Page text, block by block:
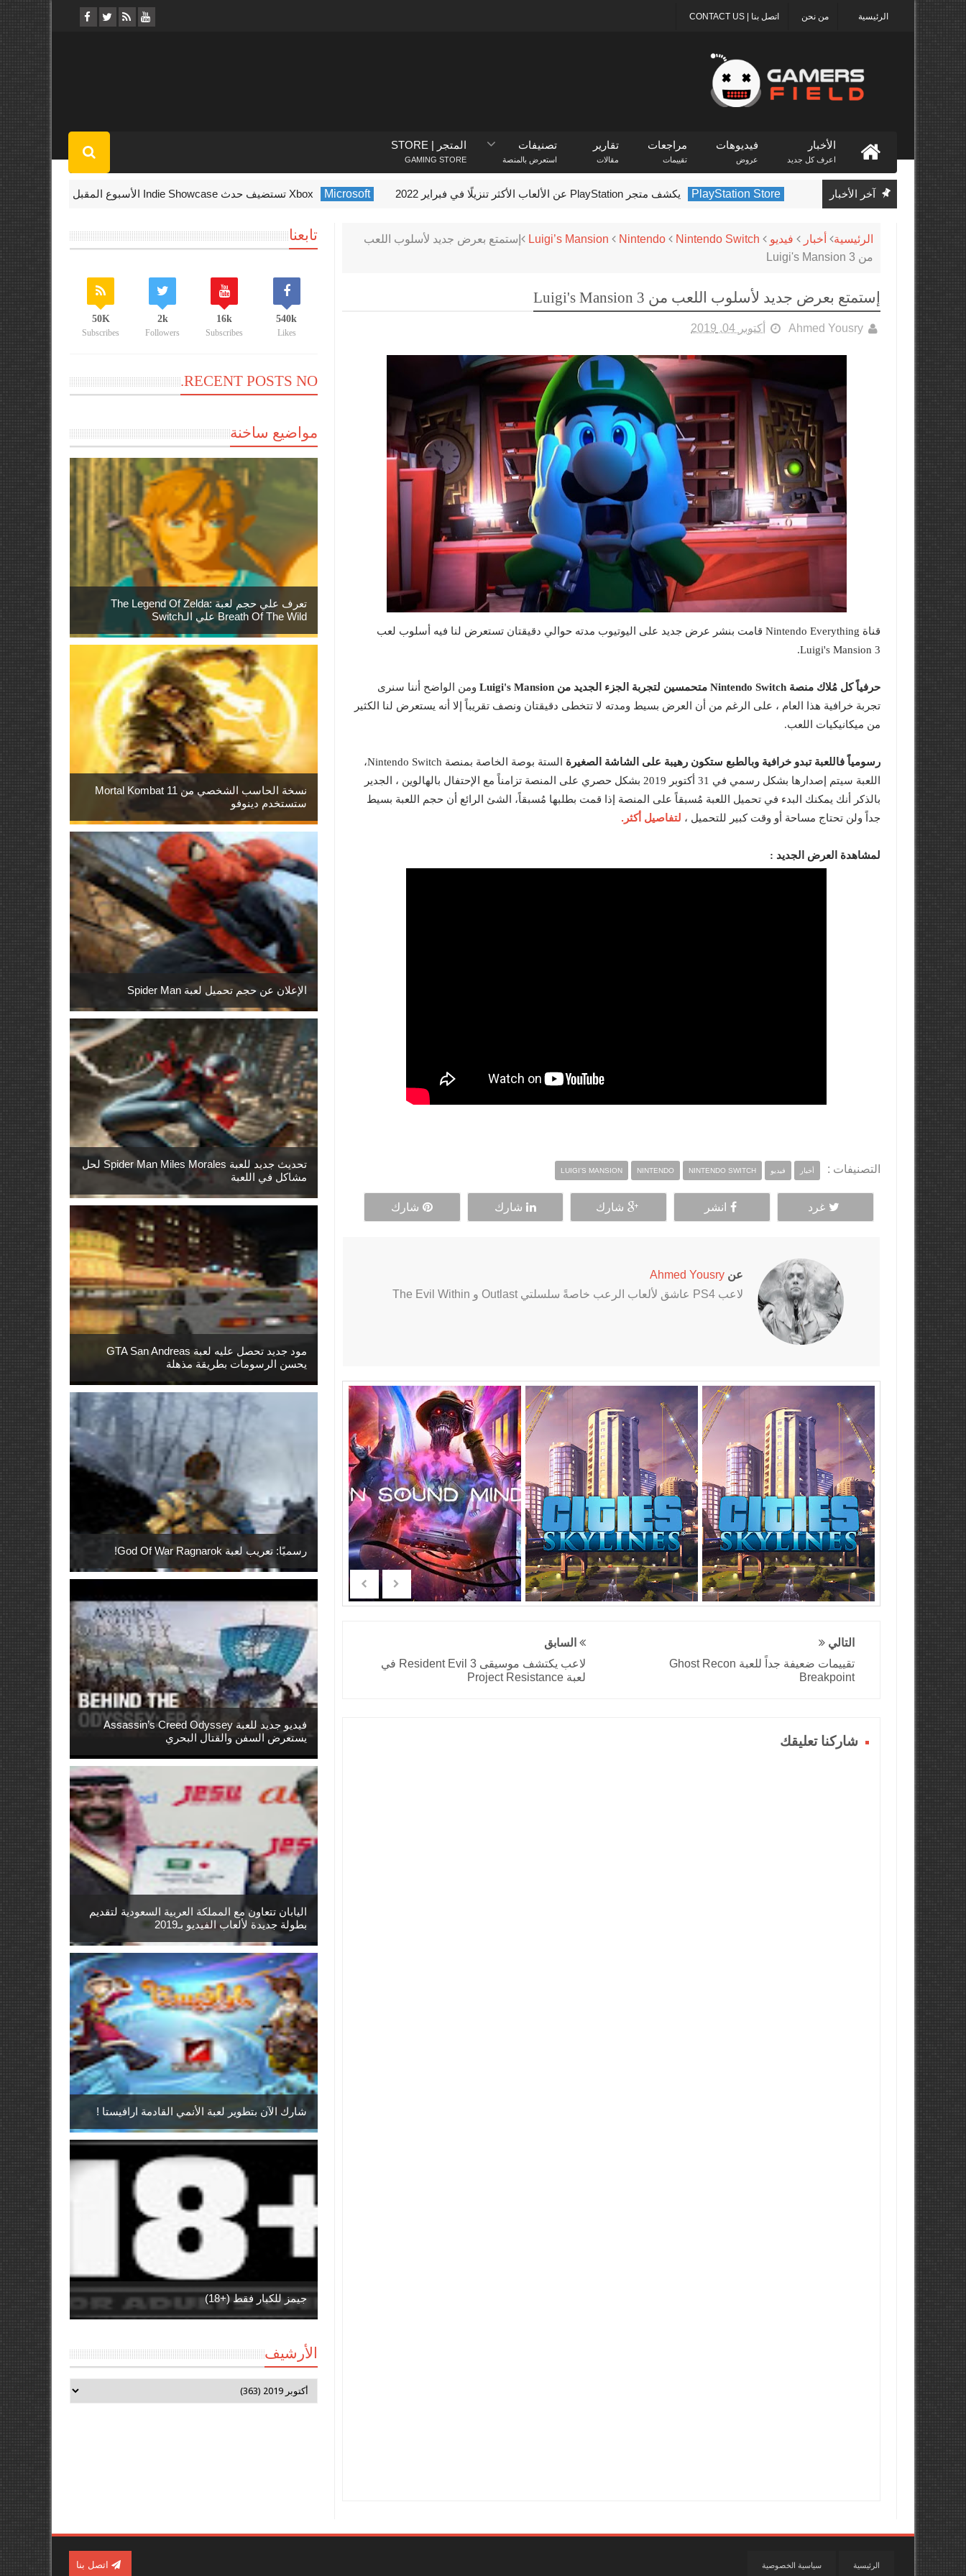
اتصل بنا | CONTACT US من نحن الرئيسية
الأخبار
اعرف كل جديد
فيديوهات
عروض
مراجعات
تقييمات
تقارير
مقالات
تصنيفات
استعرض بالمنصة
المتجر | STORE
GAMING STORE
آخر الأخبار PlayStation Store يكشف متجر PlayStation عن الألعاب الأكثر تنزيلًا في فبراير 2022 Microsoft Xbox تستضيف حدث Indie Showcase الأسبوع المقبل
الرئيسية أخبار فيديو Luigi’s Mansion Nintendo Nintendo Switch
إستمتع بعرض جديد لأسلوب اللعب
من Luigi's Mansion 3
إستمتع بعرض جديد لأسلوب اللعب من Luigi's Mansion 3
Ahmed Yousry أكتوبر 04, 2019
قناة Nintendo Everything قامت بنشر عرض جديد على اليوتيوب مدته حوالي دقيقتان تستعرض لنا فيه أسلوب لعب
Luigi's Mansion 3.
حرفياً كل مُلاك منصة Nintendo Switch متحمسين لتجربة الجزء الجديد من Luigi's Mansion
ومن الواضح أننا سنرى
تجربة خرافية هذا العام ، على الرغم من أن العرض بسيط ومدته لا تتخطى دقيقتان ونصف تقريباً إلا أنه يستعرض لنا الكثير
من ميكانيكيات اللعب.
رسومياً فاللعبة تبدو خرافية وبالطبع ستكون رهيبة على الشاشة الصغيرة
الستة بوصة الخاصة بمنصة Nintendo Switch،
اللعبة سيتم إصدارها بشكل رسمي في 31 أكتوبر 2019 بشكل حصري على المنصة تزامناً مع الإحتفال بالهالوين ، الجدير
بالذكر أنك يمكنك البدء في تحميل اللعبة مُسبقاً على المنصة إذا قمت بطلبها مُسبقاً، الشئ الرائع أن حجم اللعبة بسيط
جداً ولن تحتاج مساحة أو وقت كبير للتحميل ، لتفاصيل أكثر.
لمشاهدة العرض الجديد :
التصنيفات : أخبار فيديو LUIGI’S MANSION NINTENDO NINTENDO SWITCH
غرد انشر شارك شارك شارك
عن Ahmed Yousry
لاعب PS4 عاشق لألعاب الرعب خاصةً سلسلتي Outlast و The Evil Within
التالي
تقييمات ضعيفة جداً للعبة Ghost Recon
Breakpoint
السابق
لاعب يكتشف موسيقى Resident Evil 3 في
لعبة Project Resistance
شاركنا تعليقك
تابعنا
540k
Likes
16k
Subscribes
2k
Followers
50K
Subscribes
RECENT POSTS NO.
مواضيع ساخنة
تعرف علي حجم لعبة The Legend Of Zelda:
Breath Of The Wild علي الـSwitch
نسخة الحاسب الشخصي من Mortal Kombat 11
ستستخدم دينوفو
الإعلان عن حجم تحميل لعبة Spider Man
تحديث جديد للعبة Spider Man Miles Morales لحل
مشاكل في اللعبة
مود جديد تحصل عليه لعبة GTA San Andreas
يحسن الرسومات بطريقة مذهلة
رسميًا: تعريب لعبة God Of War Ragnarok!
فيديو جديد للعبة Assassin’s Creed Odyssey
يستعرض السفن والقتال البحري
اليابان تتعاون مع المملكة العربية السعودية لتقديم
بطولة جديدة لألعاب الفيديو بـ2019
شارك الآن بتطوير لعبة الأنمي القادمة ارافيستا !
جيمز للكبار فقط (+18)
الأرشيف
سياسية الخصوصية الرئيسية اتصل بنا